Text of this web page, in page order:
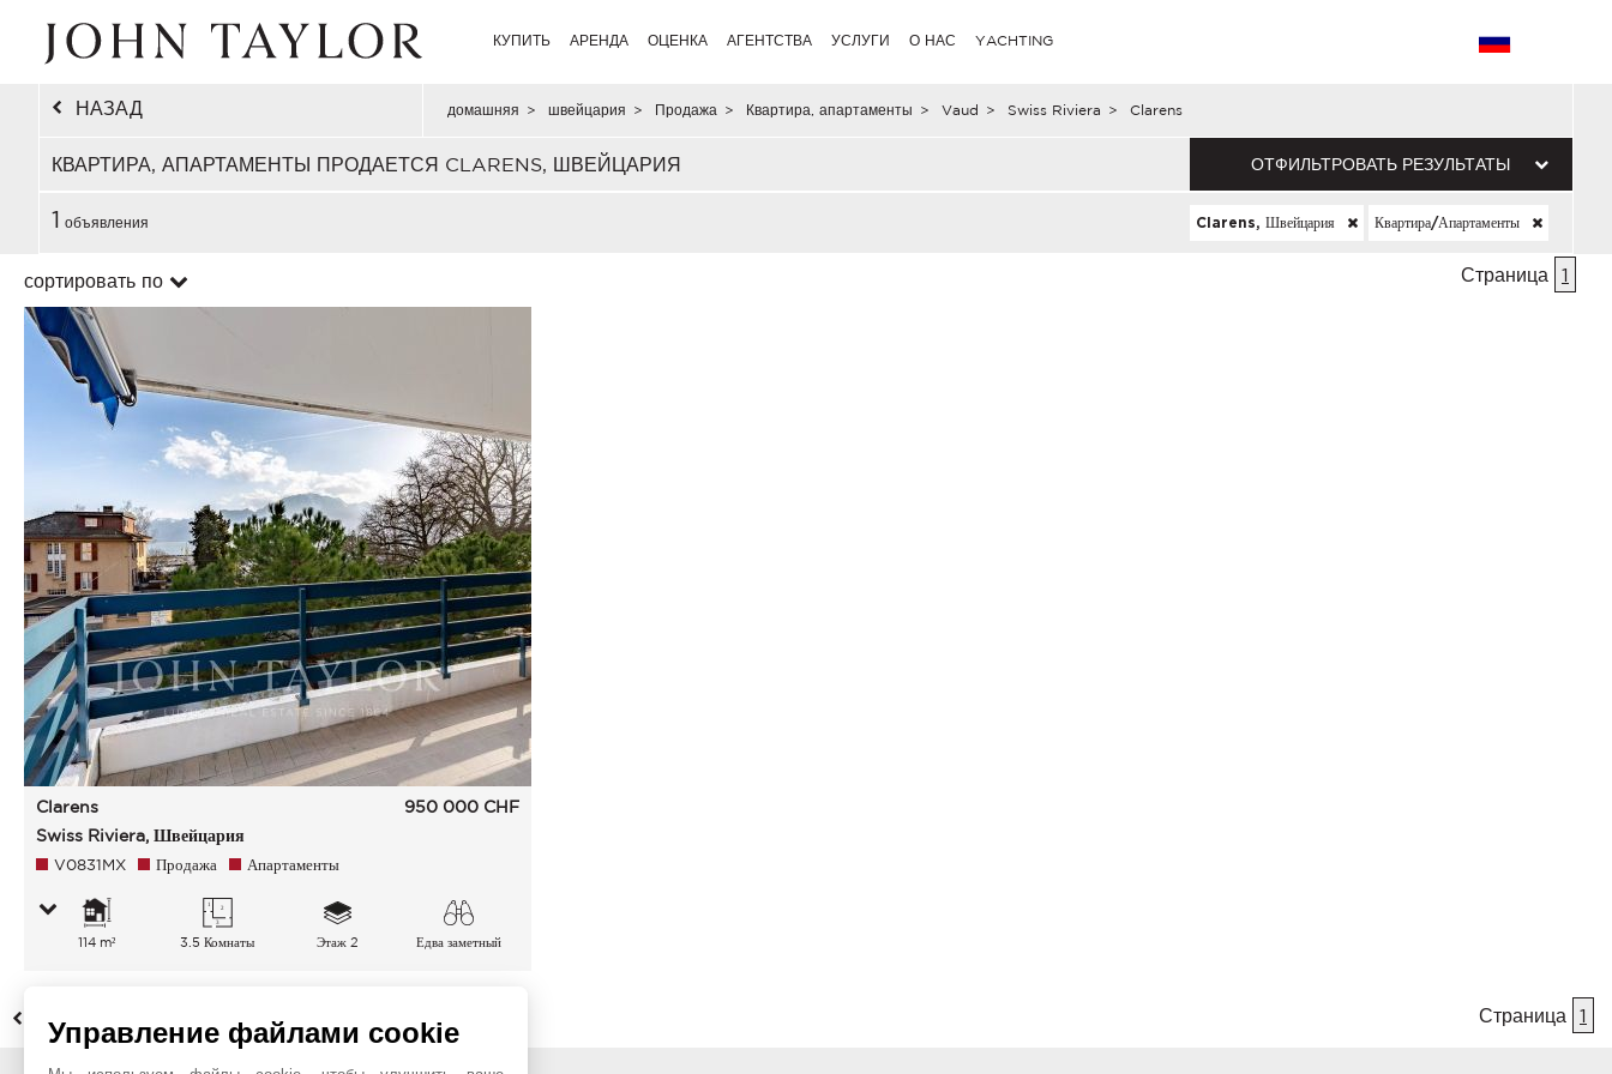
КУПИТЬ АРЕНДА ОЦЕНКА АГЕНТСТВА УСЛУГИ О НАС YACHTING
НАЗАД домашняя > швейцария > Продажа > Квартира, апартаменты > Vaud > Swiss Riviera > Clarens
КВАРТИРА, АПАРТАМЕНТЫ ПРОДАЕТСЯ CLARENS, ШВЕЙЦАРИЯ ОТФИЛЬТРОВАТЬ РЕЗУЛЬТАТЫ
1 объявления Clarens, Швейцария Квартира/апартаменты
сортировать по Страница 1
Clarens
Swiss Riviera, Швейцария
950 000 CHF
V0831MX Продажа Апартаменты
114 m² 3.5 Комнаты Этаж 2
Едва заметный
НАЗАД Страница 1
Управление файлами cookie